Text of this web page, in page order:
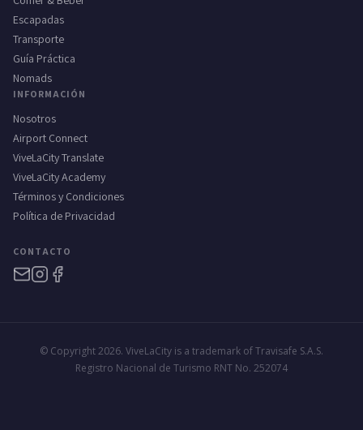
Escapadas
Transporte
Guía Práctica
Nomads
INFORMACIÓN
Nosotros
Airport Connect
ViveLaCity Translate
ViveLaCity Academy
Términos y Condiciones
Política de Privacidad
CONTACTO
© Copyright 2026. ViveLaCity is a trademark of Travisafe S.A.S.
Registro Nacional de Turismo RNT No. 252074